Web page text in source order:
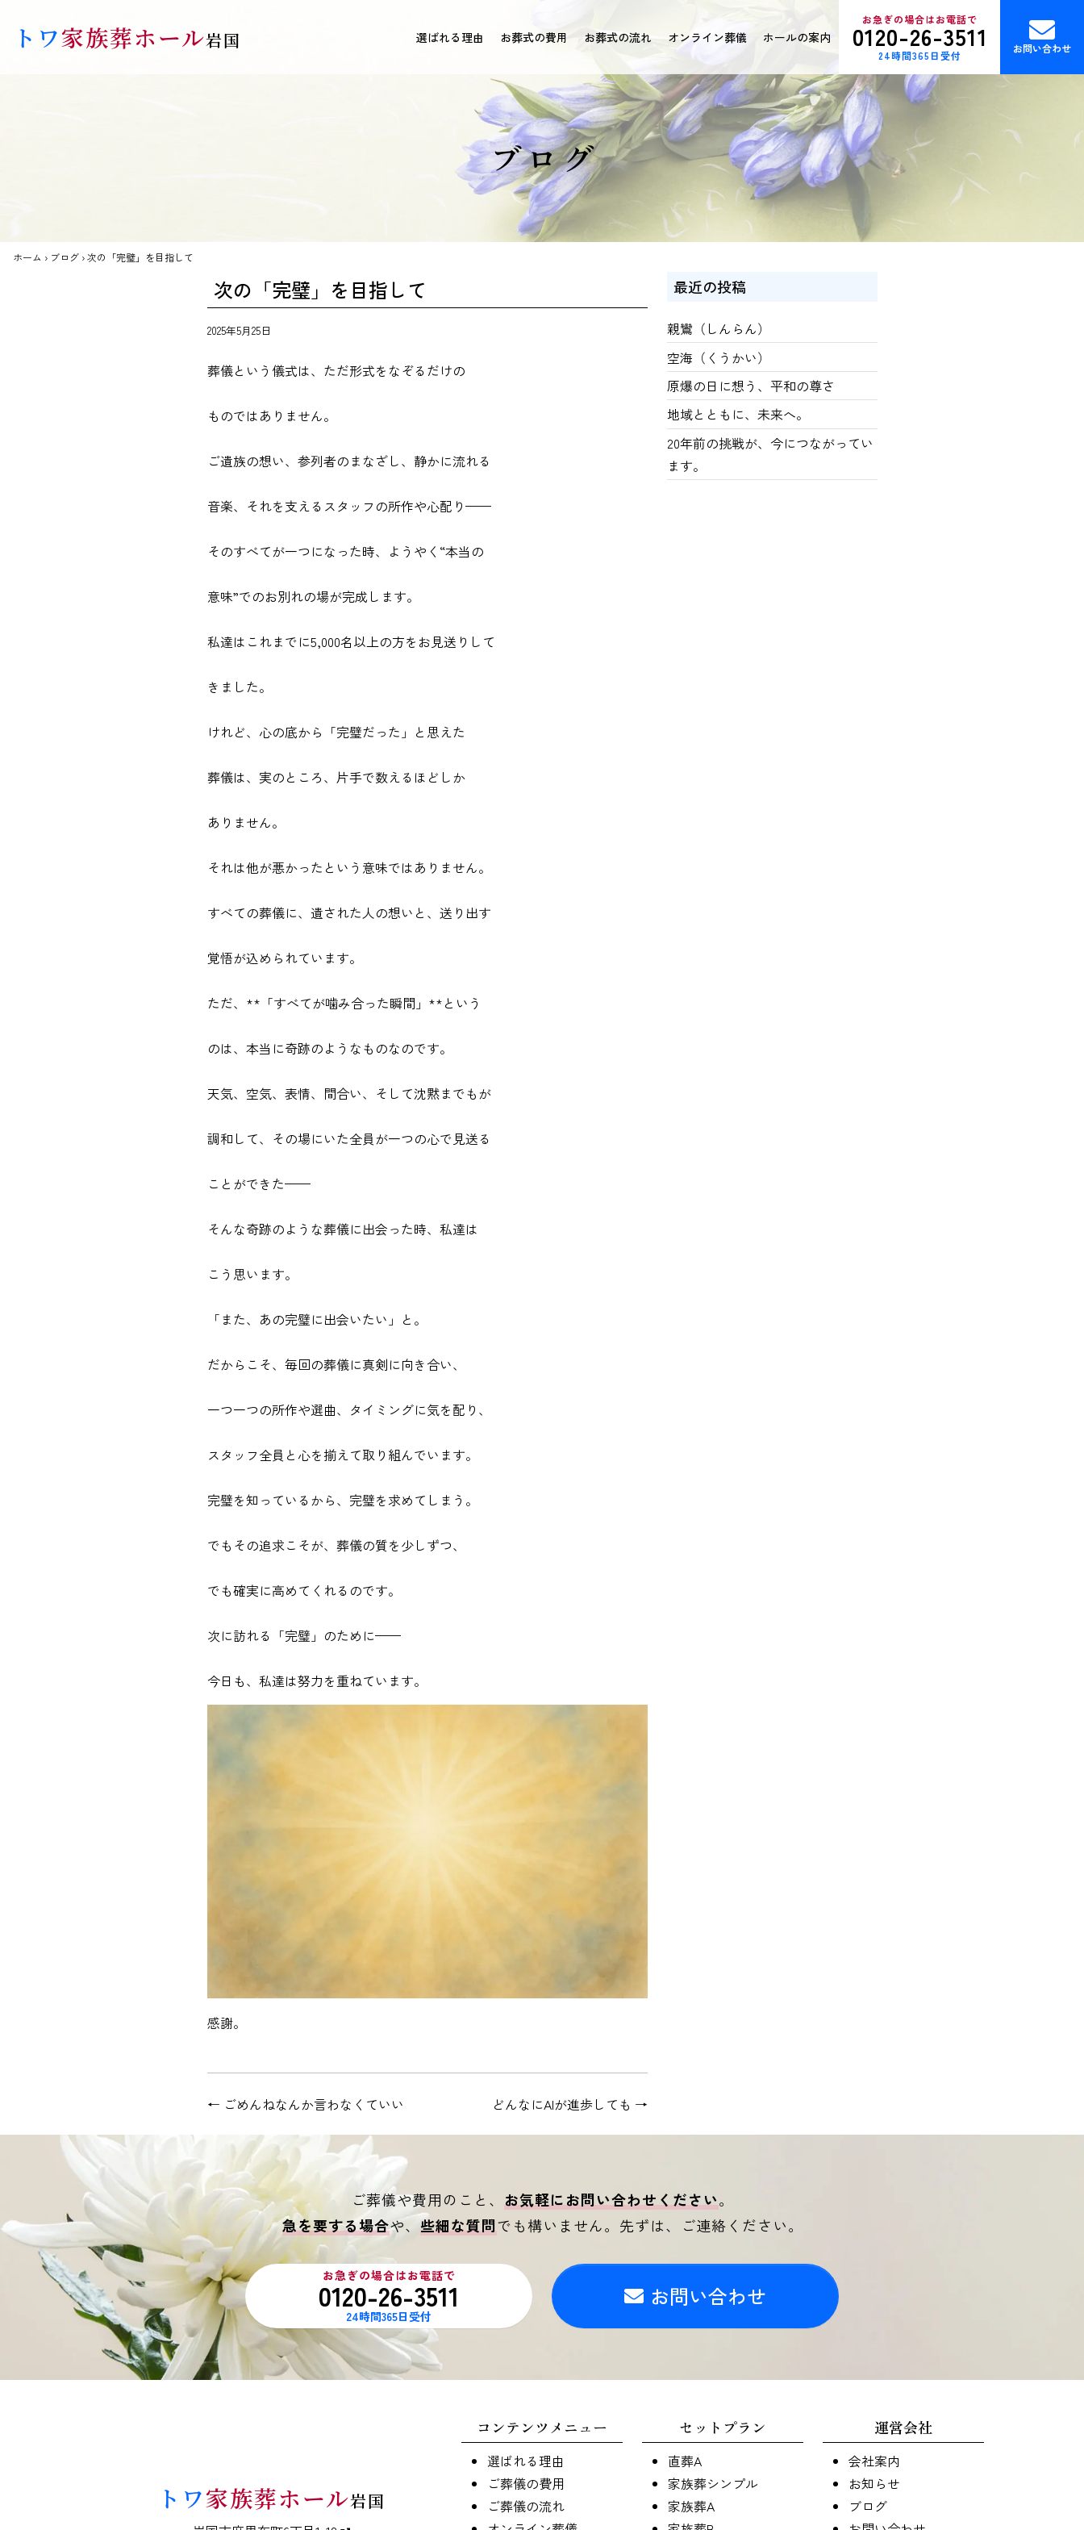
トワ家族葬ホール岩国 選ばれる理由 お葬式の費用 お葬式の流れ オンライン葬儀 ホールの案内
お急ぎの場合はお電話で
0120-26-3511
24時間365日受付
お問い合わせ
ブログ
ホーム › ブログ ›次の「完璧」を目指して
次の「完璧」を目指して
2025年5月25日
葬儀という儀式は、ただ形式をなぞるだけの
ものではありません。
ご遺族の想い、参列者のまなざし、静かに流れる
音楽、それを支えるスタッフの所作や心配り——
そのすべてが一つになった時、ようやく“本当の
意味”でのお別れの場が完成します。
私達はこれまでに5,000名以上の方をお見送りして
きました。
けれど、心の底から「完璧だった」と思えた
葬儀は、実のところ、片手で数えるほどしか
ありません。
それは他が悪かったという意味ではありません。
すべての葬儀に、遺された人の想いと、送り出す
覚悟が込められています。
ただ、**「すべてが噛み合った瞬間」**という
のは、本当に奇跡のようなものなのです。
天気、空気、表情、間合い、そして沈黙までもが
調和して、その場にいた全員が一つの心で見送る
ことができた——
そんな奇跡のような葬儀に出会った時、私達は
こう思います。
「また、あの完璧に出会いたい」と。
だからこそ、毎回の葬儀に真剣に向き合い、
一つ一つの所作や選曲、タイミングに気を配り、
スタッフ全員と心を揃えて取り組んでいます。
完璧を知っているから、完璧を求めてしまう。
でもその追求こそが、葬儀の質を少しずつ、
でも確実に高めてくれるのです。
次に訪れる「完璧」のために——
今日も、私達は努力を重ねています。
感謝。
← ごめんねなんか言わなくていい どんなにAIが進歩しても →
最近の投稿
親鸞（しんらん）
空海（くうかい）
原爆の日に想う、平和の尊さ
地域とともに、未来へ。
20年前の挑戦が、今につながってい
ます。
ご葬儀や費用のこと、 お気軽にお問い合わせください。
急を要する場合や、些細な質問でも構いません。 先ずは、ご連絡ください。
お急ぎの場合はお電話で
0120-26-3511
24時間365日受付
お問い合わせ
トワ家族葬ホール岩国
コンテンツメニュー
選ばれる理由
ご葬儀の費用
ご葬儀の流れ
セットプラン
直葬A
家族葬シンプル
家族葬A
運営会社
会社案内
お知らせ
ブログ